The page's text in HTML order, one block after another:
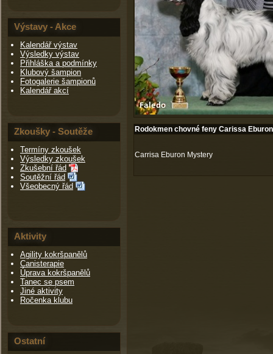
Výstavy - Akce
Kalendář výstav
Výsledky výstav
Přihláška a podmínky
Klubový šampion
Fotogalerie šampionů
Kalendář akcí
Zkoušky - Soutěže
Termíny zkoušek
Výsledky zkoušek
Zkušební řád
Soutěžní řád
Všeobecný řád
Aktivity
Agility kokršpanělů
Canisterapie
Úprava kokršpanělů
Tanec se psem
Jiné aktivity
Ročenka klubu
Ostatní
Rodokmen chovné feny Carissa
Carrisa Eburon Mystery